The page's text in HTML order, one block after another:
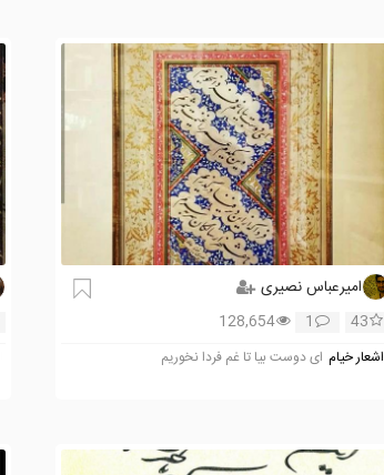
امیرعباس نصیری
43
1
128,654
اشعار خیام ای دوست بیا تا غم فردا نخوریم